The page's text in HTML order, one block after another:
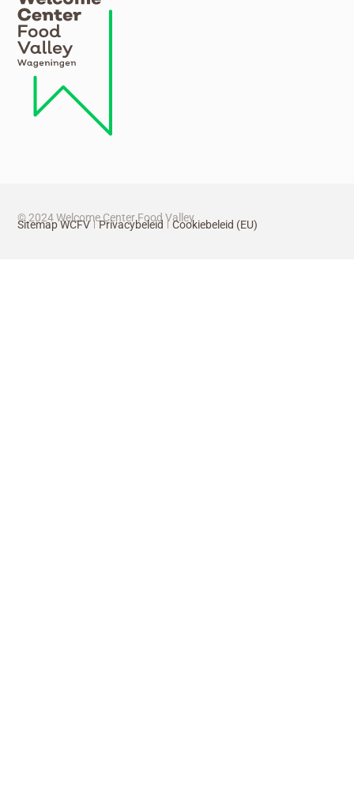
© 2024 Welcome Center Food Valley
Sitemap WCFV Privacybeleid Cookiebeleid (EU)